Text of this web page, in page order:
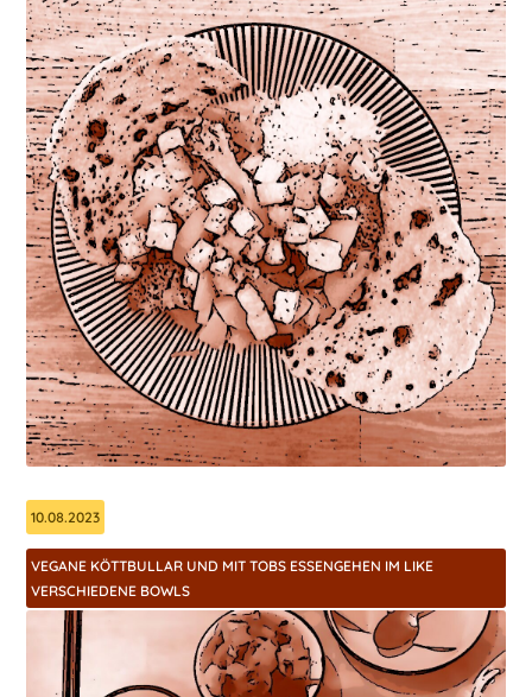
10.08.2023
VEGANE KÖTTBULLAR UND MIT TOBS ESSENGEHEN IM LIKE
VERSCHIEDENE BOWLS